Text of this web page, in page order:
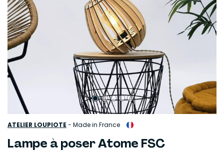
ATELIER LOUPIOTE - Made in France
Lampe à poser Atome FSC